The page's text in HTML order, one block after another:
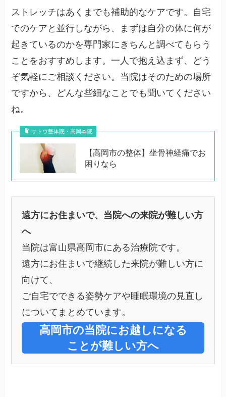
ストレッチはあくまでも補助的なケアです。自宅
でのケアと並行しながら、まずは自分の体に何が
起きているのかを専門家にきちんと調べてもらう
ことをおすすめします。一人で抱え込まず、どう
ぞ気軽にご相談ください。当院はそのための場所
ですから、どんな些細なことでも聞いてください
ね。
サトウ整体院・高岡本院
【高岡市の整体】坐骨神経痛でお
困りなら
遠方にお住まいで、当院への来院が難しい方
へ
当院は富山県高岡市にある治療院です。
遠方にお住まいで継続した来院が難しい方に
向けて、
ご自宅でできる姿勢ケアや睡眠環境の見直し
についてまとめています。
高岡市の当院にお越しになる
ことが難しい方へ